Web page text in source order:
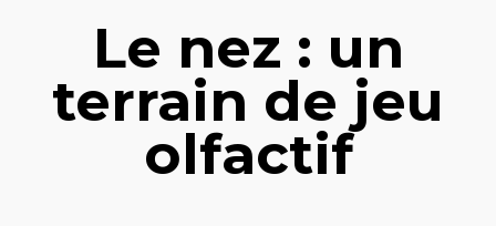
Le nez : un
terrain de jeu
olfactif